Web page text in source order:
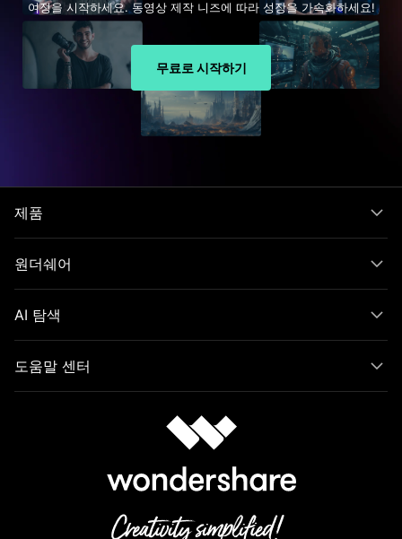
여정을 시작하세요. 동영상 제작 니즈에 따라 성장을 가속화하세요!
무료로 시작하기
제품
원더쉐어
AI 탐색
도움말 센터